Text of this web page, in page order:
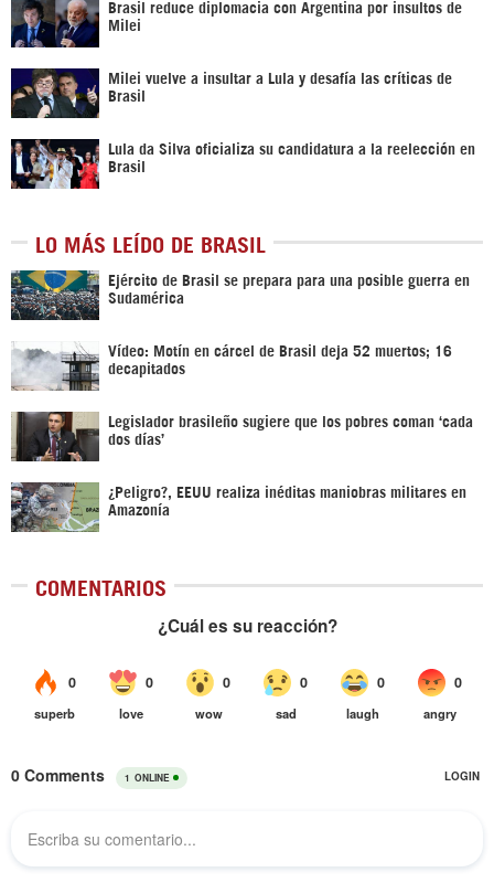
Brasil reduce diplomacia con Argentina por insultos de
Milei
Milei vuelve a insultar a Lula y desafía las críticas de
Brasil
Lula da Silva oficializa su candidatura a la reelección en
Brasil
LO MÁS LEÍDO DE BRASIL
Ejército de Brasil se prepara para una posible guerra en
Sudamérica
Vídeo: Motín en cárcel de Brasil deja 52 muertos; 16
decapitados
Legislador brasileño sugiere que los pobres coman ‘cada
dos días’
¿Peligro?, EEUU realiza inéditas maniobras militares en
Amazonía
COMENTARIOS